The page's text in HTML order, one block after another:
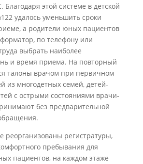
этой системе в детской
удалось уменьшить сроки
а родители юных пациентов
по телефону или
выбрать наиболее
и время приема. На повторный
талоны врачом при первичном
из многодетных семей, детей-
с острыми состояниями врачи-
без предварительной
реорганизованы регистратуры,
пребывания для
пациентов, на каждом этаже